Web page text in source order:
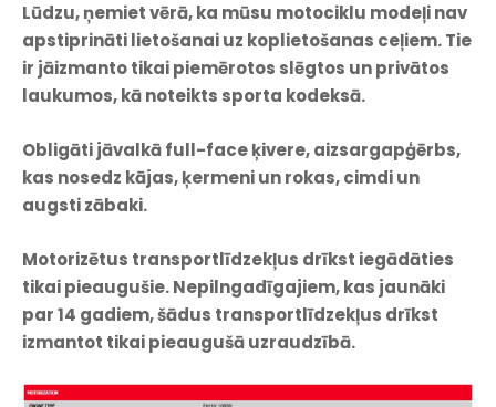
Lūdzu, ņemiet vērā, ka mūsu motociklu modeļi nav
apstiprināti lietošanai uz koplietošanas ceļiem. Tie
ir jāizmanto tikai piemērotos slēgtos un privātos
laukumos, kā noteikts sporta kodeksā.
Obligāti jāvalkā full-face ķivere, aizsargapģērbs,
kas nosedz kājas, ķermeni un rokas, cimdi un
augsti zābaki.
Motorizētus transportlīdzekļus drīkst iegādāties
tikai pieaugušie. Nepilngadīgajiem, kas jaunāki
par 14 gadiem, šādus transportlīdzekļus drīkst
izmantot tikai pieaugušā uzraudzībā.